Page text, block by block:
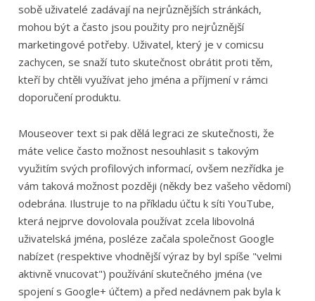
sobě uživatelé zadávají na nejrůznějších stránkách,
mohou být a často jsou použity pro nejrůznější
marketingové potřeby. Uživatel, který je v comicsu
zachycen, se snaží tuto skutečnost obrátit proti těm,
kteří by chtěli využívat jeho jména a příjmení v rámci
doporučení produktu.
Mouseover text si pak dělá legraci ze skutečnosti, že
máte velice často možnost nesouhlasit s takovým
využitím svých profilových informací, ovšem nezřídka je
vám taková možnost později (někdy bez vašeho vědomí)
odebrána. Ilustruje to na příkladu účtu k síti YouTube,
která nejprve dovolovala používat zcela libovolná
uživatelská jména, posléze začala společnost Google
nabízet (respektive vhodnější výraz by byl spíše "velmi
aktivně vnucovat") používání skutečného jména (ve
spojení s Google+ účtem) a před nedávnem pak byla k